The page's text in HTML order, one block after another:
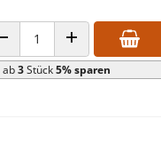
ANZAHL VERRINGERNANZAHL ERHÖHEN
ab3Stück5% sparen